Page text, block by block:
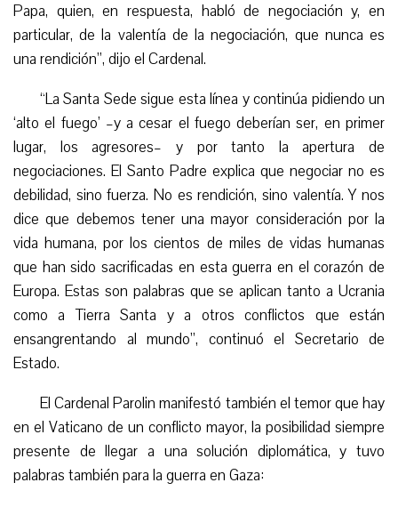
Papa, quien, en respuesta, habló de negociación y, en
particular, de la valentía de la negociación, que nunca es
una rendición”, dijo el Cardenal.
“La Santa Sede sigue esta línea y continúa pidiendo un
‘alto el fuego’ –y a cesar el fuego deberían ser, en primer
lugar, los agresores– y por tanto la apertura de
negociaciones. El Santo Padre explica que negociar no es
debilidad, sino fuerza. No es rendición, sino valentía. Y nos
dice que debemos tener una mayor consideración por la
vida humana, por los cientos de miles de vidas humanas
que han sido sacrificadas en esta guerra en el corazón de
Europa. Estas son palabras que se aplican tanto a Ucrania
como a Tierra Santa y a otros conflictos que están
ensangrentando al mundo”, continuó el Secretario de
Estado.
El Cardenal Parolin manifestó también el temor que hay
en el Vaticano de un conflicto mayor, la posibilidad siempre
presente de llegar a una solución diplomática, y tuvo
palabras también para la guerra en Gaza: